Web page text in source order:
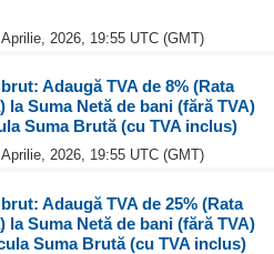
2026, 19:55 UTC (GMT)
Adaugă TVA de 8% (Rata
la Suma Netă de bani (fără TVA)
Suma Brută (cu TVA inclus)
2026, 19:55 UTC (GMT)
Adaugă TVA de 25% (Rata
la Suma Netă de bani (fără TVA)
Suma Brută (cu TVA inclus)